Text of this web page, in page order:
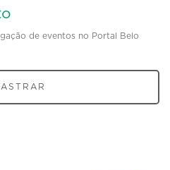
de eventos no Portal Belo